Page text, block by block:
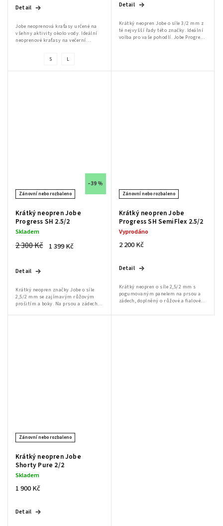
Detail
Jobe neoprenová kraťasy určené na
všehny aktivity okolo vody. Ideální
neoprenové kraťasy na večerní
S L
Detail
Krátký neopren Jobe o síle 3/2 mm z
té nejvyšší řady této značky. Ideální
volba pro vaše pohodlí. Jobe Progress
Zánovní nebo rozbaleno
–39 %
Krátký neopren Jobe
Progress SH 2.5/2
Skladem
2 300 Kč 1 399 Kč
Detail
Krátký neopren značky Jobe o síle
2,5/2 mm se zajímavým růžovým
prošitím a boky. Na prsou a zádech je
vyšší tepelné pohody. Zip je umístěn
Zánovní nebo rozbaleno
Krátký neopren Jobe
Progress SH SemiFlex 2.5/2
Vyprodáno
2 200 Kč
Detail
Krátký neopren o síle 2,5/2 mm s
pogumovaným panelem na prsou a
zádech, doplněný o růžové a fialové
svých koncích lem, který je z vnitřní
Zánovní nebo rozbaleno
Krátký neopren Jobe
Shorty Pure 2/2
Skladem
1 900 Kč
Detail